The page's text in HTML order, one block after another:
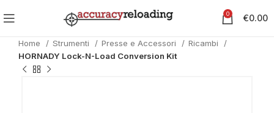
0 €0.00
Home Strumenti Presse e Accessori
Ricambi
HORNADY Lock-N-Load Conversion Kit